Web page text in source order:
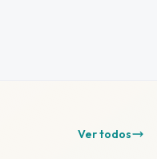
Ver todos